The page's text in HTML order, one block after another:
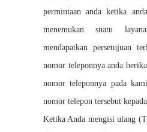
permintaan anda ketika
menemukan suatu
mendapatkan persetujuan
nomor teleponnya anda
nomor teleponnya pada
nomor telepon tersebut
Ketika Anda mengisi ulang